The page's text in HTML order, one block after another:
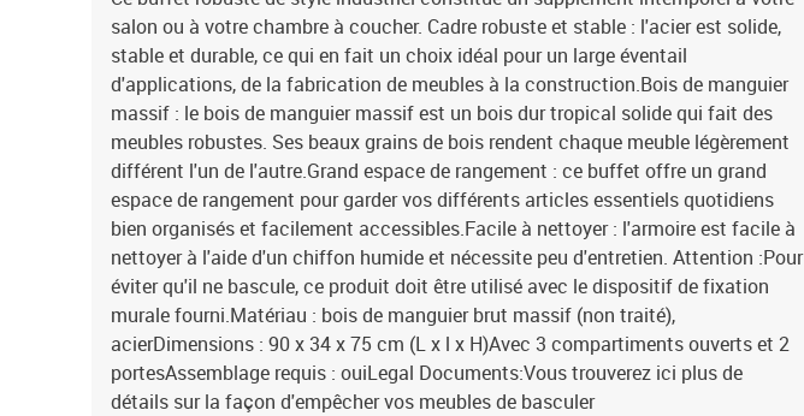
salon ou à votre chambre à coucher. Cadre robuste et stable : l'acier est solide,
stable et durable, ce qui en fait un choix idéal pour un large éventail
d'applications, de la fabrication de meubles à la construction.Bois de manguier
massif : le bois de manguier massif est un bois dur tropical solide qui fait des
meubles robustes. Ses beaux grains de bois rendent chaque meuble légèrement
différent l'un de l'autre.Grand espace de rangement : ce buffet offre un grand
espace de rangement pour garder vos différents articles essentiels quotidiens
bien organisés et facilement accessibles.Facile à nettoyer : l'armoire est facile à
nettoyer à l'aide d'un chiffon humide et nécessite peu d'entretien. Attention :Pour
éviter qu'il ne bascule, ce produit doit être utilisé avec le dispositif de fixation
murale fourni.Matériau : bois de manguier brut massif (non traité),
acierDimensions : 90 x 34 x 75 cm (L x l x H)Avec 3 compartiments ouverts et 2
portesAssemblage requis : ouiLegal Documents:Vous trouverez ici plus de
détails sur la façon d'empêcher vos meubles de basculer